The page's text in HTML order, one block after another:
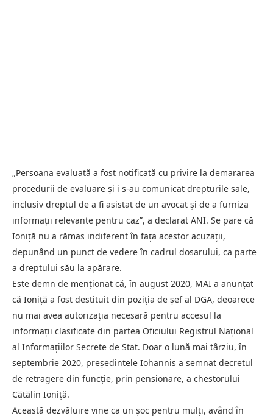
„Persoana evaluată a fost notificată cu privire la demararea
procedurii de evaluare și i s-au comunicat drepturile sale,
inclusiv dreptul de a fi asistat de un avocat și de a furniza
informații relevante pentru caz”, a declarat ANI. Se pare că
Ioniță nu a rămas indiferent în fața acestor acuzații,
depunând un punct de vedere în cadrul dosarului, ca parte
a dreptului său la apărare.
Este demn de menționat că, în august 2020, MAI a anunțat
că Ioniță a fost destituit din poziția de șef al DGA, deoarece
nu mai avea autorizația necesară pentru accesul la
informații clasificate din partea Oficiului Registrul Național
al Informațiilor Secrete de Stat. Doar o lună mai târziu, în
septembrie 2020, președintele Iohannis a semnat decretul
de retragere din funcție, prin pensionare, a chestorului
Cătălin Ioniță.
Această dezvăluire vine ca un șoc pentru mulți, având în